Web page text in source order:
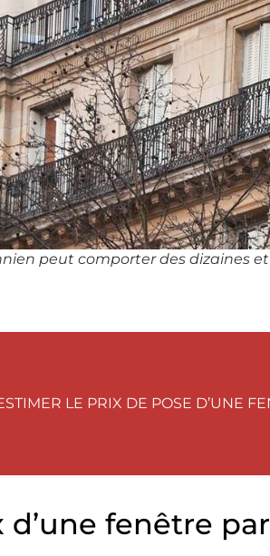
peut comporter des dizaines
LE PRIX DE POSE D’UNE
fenêtre